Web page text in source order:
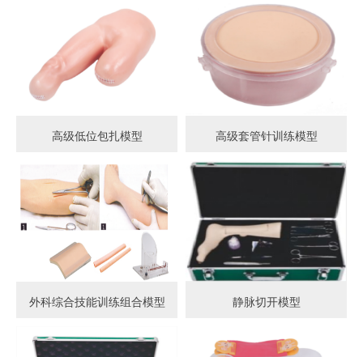
高级低位包扎模型 高级套管针训练模型
外科综合技能训练组合模型 静脉切开模型